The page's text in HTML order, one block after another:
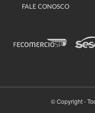
FALE CONOSCO
© Copyright -